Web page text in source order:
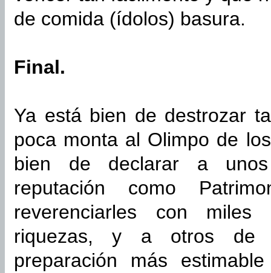
de comida (ídolos) basura.
Final.
Ya está bien de destrozar
poca monta al Olimpo de
bien de declarar a
reputación como
reverenciarles con
riquezas, y a otros de
preparación más